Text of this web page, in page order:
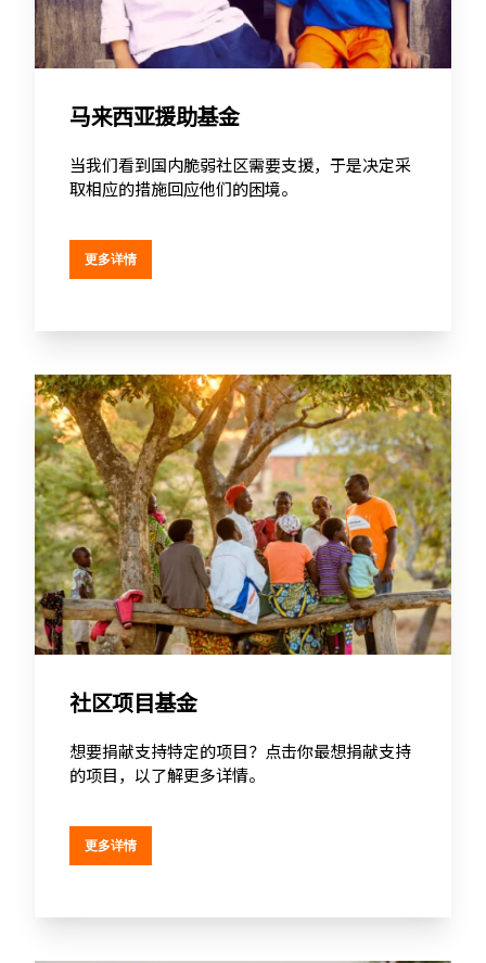
马来西亚援助基金
当我们看到国内脆弱社区需要支援，于是决定采
取相应的措施回应他们的困境。
更多详情
社区项目基金
想要捐献支持特定的项目？点击你最想捐献支持
的项目，以了解更多详情。
更多详情